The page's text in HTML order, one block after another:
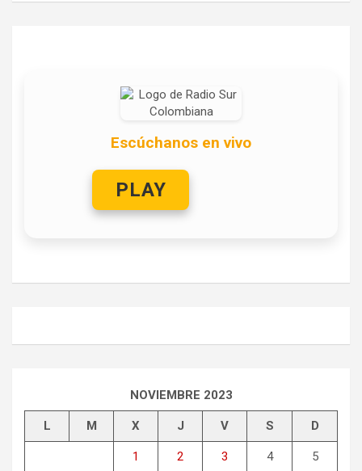
Escúchanos en vivo
PLAY
NOVIEMBRE 2023
L M X J V S D
1 2 3 4 5